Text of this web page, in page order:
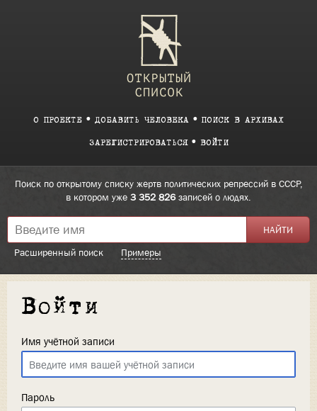
О ПРОЕКТЕ ДОБАВИТЬ ЧЕЛОВЕКА ПОИСК В АРХИВАХ
ЗАРЕГИСТРИРОВАТЬСЯ ВОЙТИ
Поиск по открытому списку жертв политических репрессий в СССР,
в котором уже 3 352 826записей о людях.
Расширенный поиск Примеры
Войти
Имя учётной записи
Пароль